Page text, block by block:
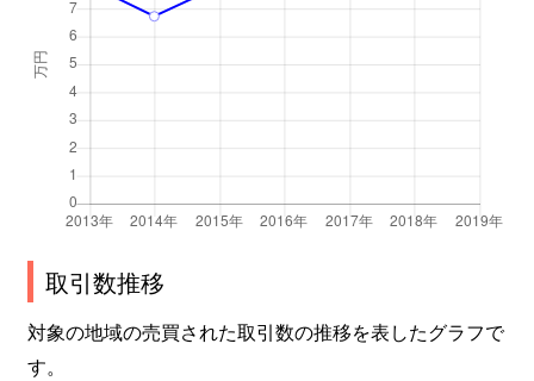
取引数推移
対象の地域の売買された取引数の推移を表したグラフで
す。